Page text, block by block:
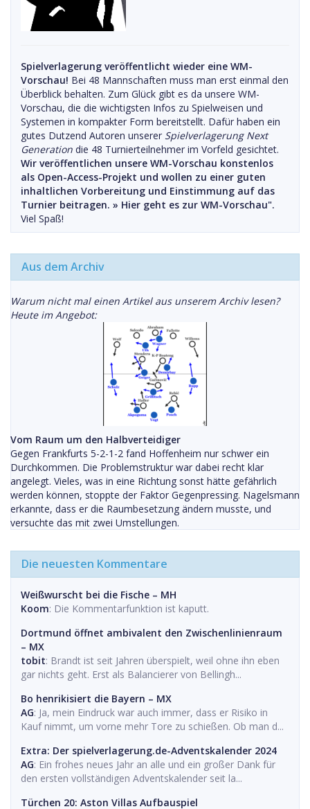
Spielverlagerung veröffentlicht wieder eine WM-
Vorschau! Bei 48 Mannschaften muss man erst einmal den
Überblick behalten. Zum Glück gibt es da unsere WM-
Vorschau, die die wichtigsten Infos zu Spielweisen und
Systemen in kompakter Form bereitstellt. Dafür haben ein
gutes Dutzend Autoren unserer Spielverlagerung Next
Generation die 48 Turnierteilnehmer im Vorfeld gesichtet.
Wir veröffentlichen unsere WM-Vorschau konstenlos
als Open-Access-Projekt und wollen zu einer guten
inhaltlichen Vorbereitung und Einstimmung auf das
Turnier beitragen. » Hier geht es zur WM-Vorschau".
Viel Spaß!
Aus dem Archiv
Warum nicht mal einen Artikel aus unserem Archiv lesen?
Heute im Angebot:
Vom Raum um den Halbverteidiger
Gegen Frankfurts 5-2-1-2 fand Hoffenheim nur schwer ein
Durchkommen. Die Problemstruktur war dabei recht klar
angelegt. Vieles, was in eine Richtung sonst hätte gefährlich
werden können, stoppte der Faktor Gegenpressing. Nagelsmann
erkannte, dass er die Raumbesetzung ändern musste, und
versuchte das mit zwei Umstellungen.
Die neuesten Kommentare
Weißwurscht bei die Fische – MH
Koom: Die Kommentarfunktion ist kaputt.
Dortmund öffnet ambivalent den Zwischenlinienraum
– MX
tobit: Brandt ist seit Jahren überspielt, weil ohne ihn eben
gar nichts geht. Erst als Balancierer von Bellingh...
Bo henrikisiert die Bayern – MX
AG: Ja, mein Eindruck war auch immer, dass er Risiko in
Kauf nimmt, um vorne mehr Tore zu schießen. Ob man d...
Extra: Der spielverlagerung.de-Adventskalender 2024
AG: Ein frohes neues Jahr an alle und ein großer Dank für
den ersten vollständigen Adventskalender seit la...
Türchen 20: Aston Villas Aufbauspiel